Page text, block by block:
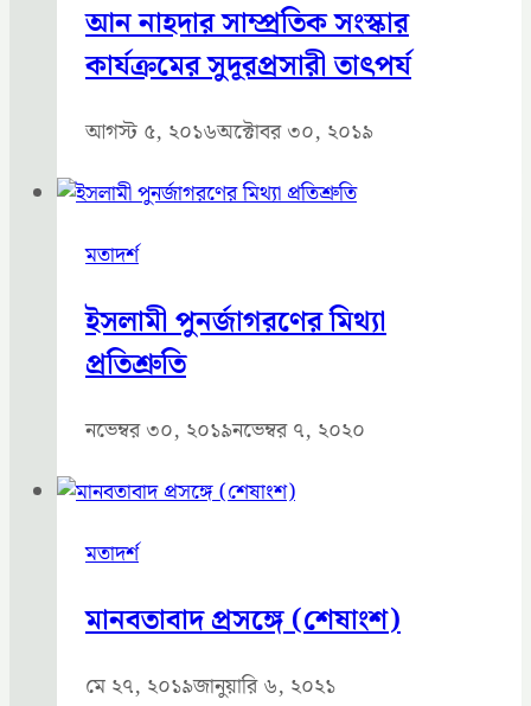
আন নাহদার সাম্প্রতিক সংস্কার
কার্যক্রমের সুদূরপ্রসারী তাৎপর্য
আগস্ট ৫, ২০১৬অক্টোবর ৩০, ২০১৯
মতাদর্শ
ইসলামী পুনর্জাগরণের মিথ্যা
প্রতিশ্রুতি
নভেম্বর ৩০, ২০১৯নভেম্বর ৭, ২০২০
মতাদর্শ
মানবতাবাদ প্রসঙ্গে (শেষাংশ)
মে ২৭, ২০১৯জানুয়ারি ৬, ২০২১